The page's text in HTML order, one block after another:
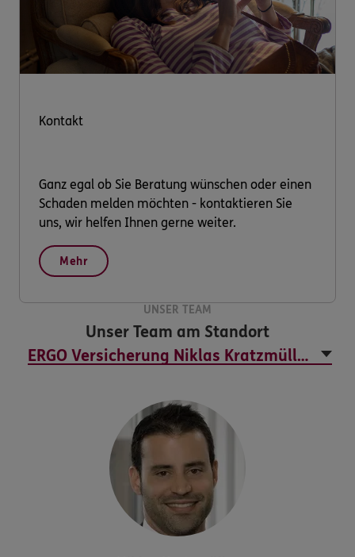
Kontakt
Ganz egal ob Sie Beratung wünschen oder einen
Schaden melden möchten - kontaktieren Sie
uns, wir helfen Ihnen gerne weiter.
Mehr
UNSER TEAM
Unser Team am Standort